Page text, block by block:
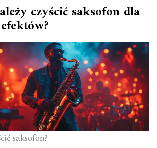
czyścić saksofon dla
saksofon?